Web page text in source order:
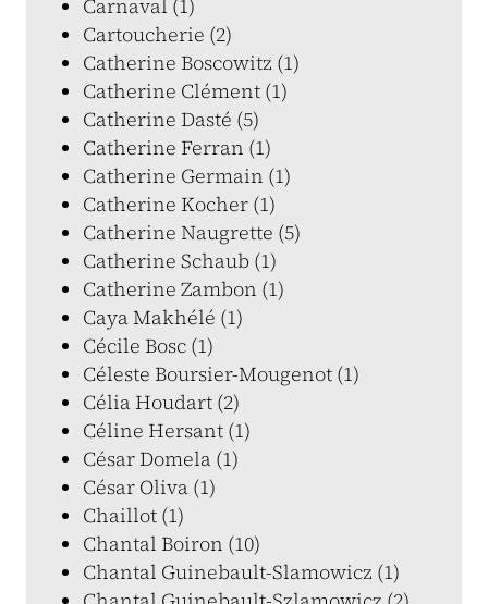
Carnaval (1)
Cartoucherie (2)
Catherine Boscowitz (1)
Catherine Clément (1)
Catherine Dasté (5)
Catherine Ferran (1)
Catherine Germain (1)
Catherine Kocher (1)
Catherine Naugrette (5)
Catherine Schaub (1)
Catherine Zambon (1)
Caya Makhélé (1)
Cécile Bosc (1)
Céleste Boursier-Mougenot (1)
Célia Houdart (2)
Céline Hersant (1)
César Domela (1)
César Oliva (1)
Chaillot (1)
Chantal Boiron (10)
Chantal Guinebault-Slamowicz (1)